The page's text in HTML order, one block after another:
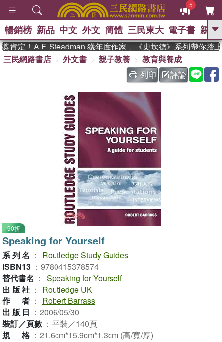
5
GO
熱搜： 東野圭吾 、 高希均教授回憶錄
The Odyssey 、 父親節 、 如果歷
史是一群喵 、 暑期推薦 、 國際布克
獎 臺灣漫遊錄 、 方念華
登輝時代 、 數學女孩：黎曼猜想
偉大的迷走神經
暢銷榜 新品 中文 外文 簡體 三民東大 電子書 親子
定！A.F. Steadman 獲年度作家，《史坎德》系列帶你踏上
三民網路書店
外文書 親子教養
教育與養成
列印
評論
90折
Speaking for Yourself
系列名 ：
Routledge Study Guides
ISBN13 ： 9780415378574
替代書名 ： Speaking for Yourself
出版社 ：
Routledge UK
作者 ：
Robert Barrass
出版日 ： 2006/05/30
裝訂／頁數 ： 平裝／140頁
規格 ： 21.6cm*15.9cm*1.3cm (高/寬/厚)